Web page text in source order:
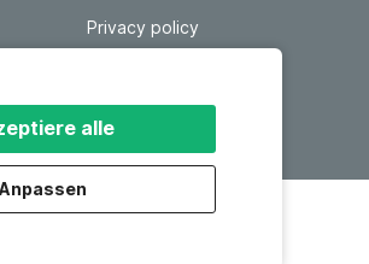
alle
Anpassen
Privacy policy
Responsible disclosure